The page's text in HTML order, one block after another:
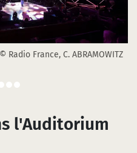
© Radio France, C. ABRAMOWITZ
l'Auditorium